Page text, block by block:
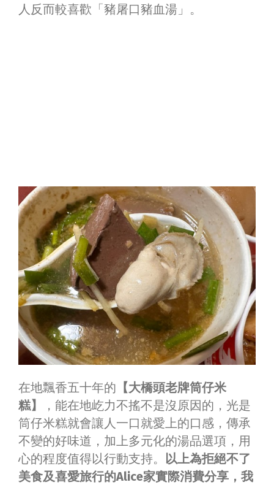
人反而較喜歡「豬屠口豬血湯」。
在地飄香五十年的 【大橋頭老牌筒仔米
糕】
，能在地屹力不搖不是沒原因的，光是
筒仔米糕就會讓人一口就愛上的口感，傳承
不變的好味道，加上多元化的湯品選項，用
心的程度值得以行動支持。 以上為拒絕不了
美食及喜愛旅行的Alice家實際消費分享，我